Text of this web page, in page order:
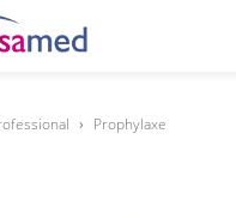
› Prophylaxe